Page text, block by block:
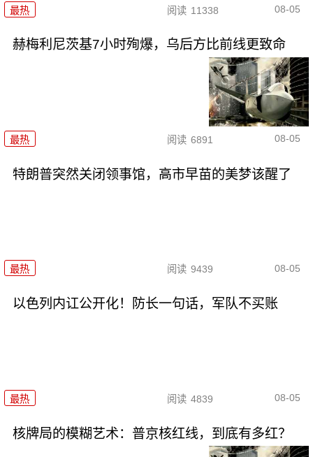
最热 阅读 11338 08-05
赫梅利尼茨基7小时殉爆，乌后方比前线更致命
最热 阅读 6891 08-05
特朗普突然关闭领事馆，高市早苗的美梦该醒了
最热 阅读 9439 08-05
以色列内讧公开化！防长一句话，军队不买账
最热 阅读 4839 08-05
核牌局的模糊艺术：普京核红线，到底有多红？